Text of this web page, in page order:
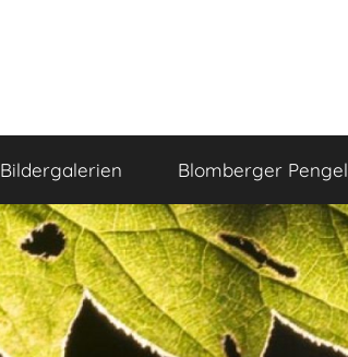
Bildergalerien Blomberger Pengel